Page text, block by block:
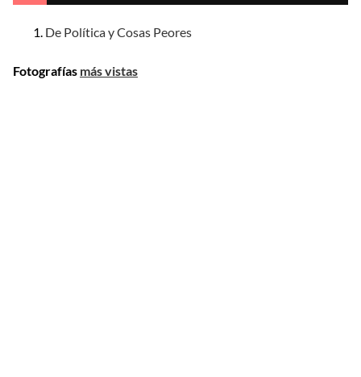
De Política y Cosas Peores
Fotografías más vistas